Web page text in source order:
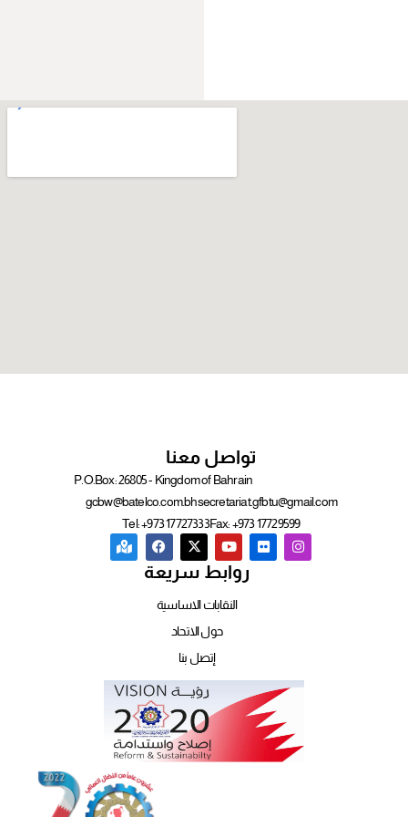
تواصل معنا
P.O.Box: 26805 - Kingdom of Bahrain
gcbw@batelco.com.bhsecretariat.gfbtu@gmail.com
Tel: +973 17727333Fax: +973 17729599
روابط سريعة
النقابات الاساسية
حول الاتحاد
إتصل بنا